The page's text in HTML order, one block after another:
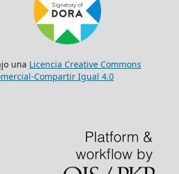
una Licencia Creative Commons
Compartir Igual 4.0